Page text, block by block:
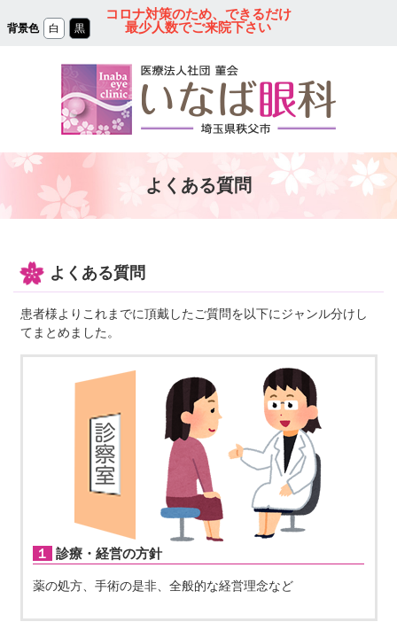
ン
テ
背景色 白 黒
コロナ対策のため、できるだけ
最少人数でご来院下さい
秩父の眼科｜医療法人
社団 菫会 いなば眼
よくある質問
よくある質問
患者様よりこれまでに頂戴したご質問を以下にジャンル分けし
てまとめました。
１診療・経営の方針
薬の処方、手術の是非、全般的な経営理念など